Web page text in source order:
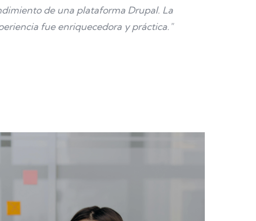
de una plataforma Drupal. La
fue enriquecedora y práctica."